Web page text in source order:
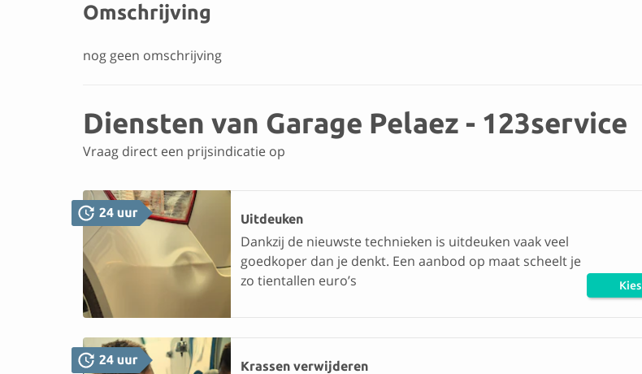
Omschrijving
nog geen omschrijving
Diensten van Garage Pelaez - 123service
Vraag direct een prijsindicatie op
Uitdeuken
Dankzij de nieuwste technieken is uitdeuken vaak veel
goedkoper dan je denkt. Een aanbod op maat scheelt je
zo tientallen euro’s
Kies
Krassen verwijderen